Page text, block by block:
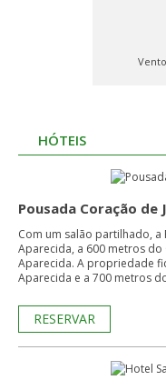
HÓTEIS
Pousada Coração de
Com um salão partilhado, a
Aparecida, a 600 metros
Aparecida. A propriedade
Aparecida e a 700 metros
RESERVAR